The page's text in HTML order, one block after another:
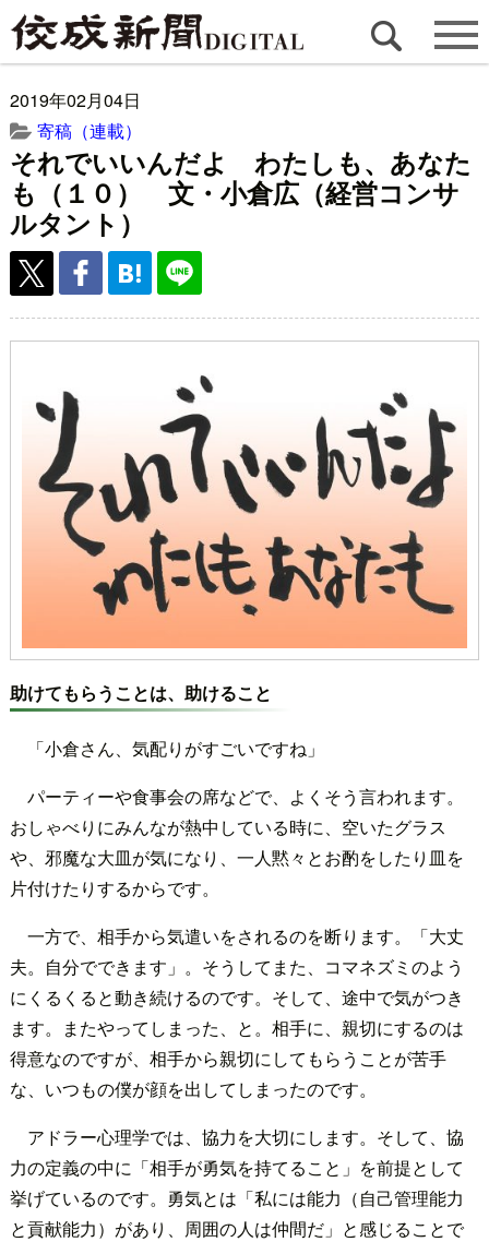
2019年02月04日
寄稿（連載）
それでいいんだよ わたしも、あなた
も（１０） 文・小倉広（経営コンサ
ルタント）
助けてもらうことは、助けること
「小倉さん、気配りがすごいですね」
パーティーや食事会の席などで、よくそう言われます。
おしゃべりにみんなが熱中している時に、空いたグラス
や、邪魔な大皿が気になり、一人黙々とお酌をしたり皿を
片付けたりするからです。
一方で、相手から気遣いをされるのを断ります。「大丈
夫。自分でできます」。そうしてまた、コマネズミのよう
にくるくると動き続けるのです。そして、途中で気がつき
ます。またやってしまった、と。相手に、親切にするのは
得意なのですが、相手から親切にしてもらうことが苦手
な、いつもの僕が顔を出してしまったのです。
アドラー心理学では、協力を大切にします。そして、協
力の定義の中に「相手が勇気を持てること」を前提として
挙げているのです。勇気とは「私には能力（自己管理能力
と貢献能力）があり、周囲の人は仲間だ」と感じることで